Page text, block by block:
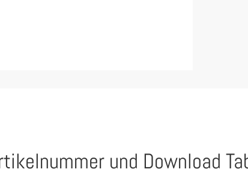
und Download